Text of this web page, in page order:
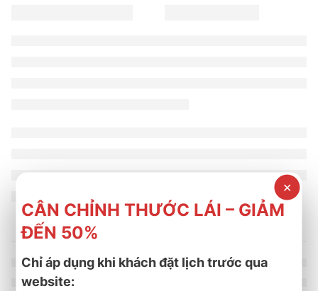
✕
CÂN CHỈNH THƯỚC LÁI – GIẢM
ĐẾN 50%
Chỉ áp dụng khi khách đặt lịch trước qua
website: